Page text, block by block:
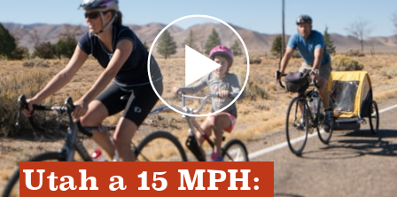
Utah a 15 MPH: